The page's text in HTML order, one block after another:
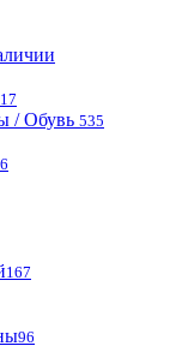
/ Обувь 535
167
96